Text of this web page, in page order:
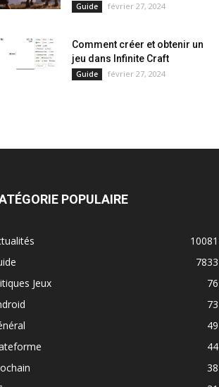
Guide février 27, 2024
Comment créer et obtenir un
jeu dans Infinite Craft
Guide février 27, 2024
POPULAIRE
10081
7833
Jeux
76
73
49
44
38